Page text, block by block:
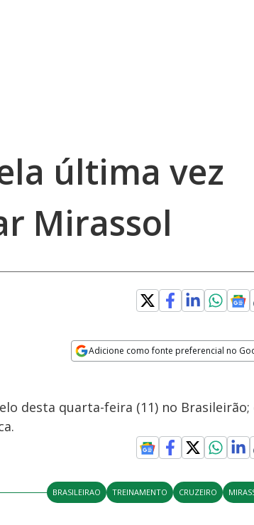
última vez
Mirassol
Adicione como fonte preferencial no
desta quarta-feira (11) no Brasileirão;
BRASILEIRAO TREINAMENTO CRUZEIRO